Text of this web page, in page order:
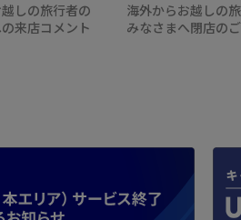
しの旅行者の
来店コメント
海外からお越しの
みなさまへ閉店の